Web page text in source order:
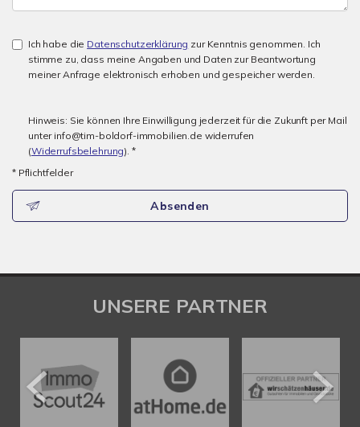
Ich habe die Datenschutzerklärung zur Kenntnis genommen. Ich
stimme zu, dass meine Angaben und Daten zur Beantwortung
meiner Anfrage elektronisch erhoben und gespeicher werden.
Hinweis: Sie können Ihre Einwilligung jederzeit für die Zukunft per Mail
unter info@tim-boldorf-immobilien.de widerrufen
(Widerrufsbelehrung). *
* Pflichtfelder
Absenden
UNSERE PARTNER